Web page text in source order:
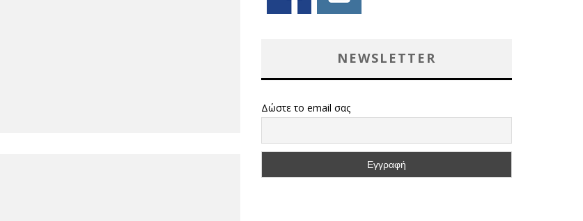
NEWSLETTER
Δώστε το email σας